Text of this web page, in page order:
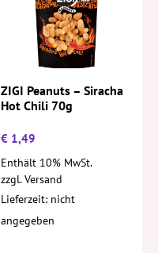
ZIGI Peanuts – Siracha
Hot Chili 70g
€ 1,49
Enthält 10% MwSt.
zzgl.Versand
Lieferzeit: nicht
angegeben